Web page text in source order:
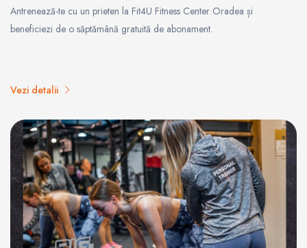
Antrenează-te cu un prieten la Fit4U Fitness Center Oradea și
beneficiezi de o săptămână gratuită de abonament.
Vezi detalii